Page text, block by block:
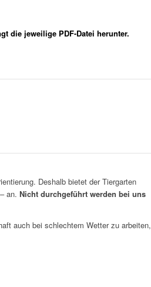
die jeweilige PDF-Datei herunter.
Deshalb bietet der Tiergarten
an. Nicht durchgeführt werden bei uns
auch bei schlechtem Wetter zu arbeiten,